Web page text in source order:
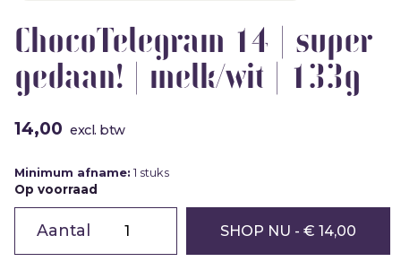
ChocoTelegram 14 | super
gedaan! | melk/wit | 133g
14,00 excl. btw
Minimum afname: 1 stuks
Op voorraad
ChocoTelegram
super
SHOP NU - € 14,00